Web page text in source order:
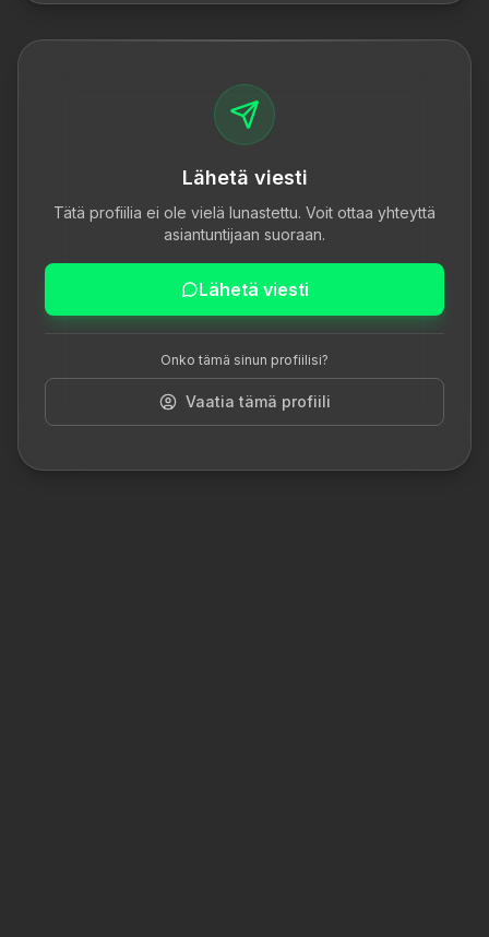
Lähetä viesti
Tätä profiilia ei ole vielä lunastettu. Voit ottaa yhteyttä
asiantuntijaan suoraan.
Lähetä viesti
Onko tämä sinun profiilisi?
Vaatia tämä profiili